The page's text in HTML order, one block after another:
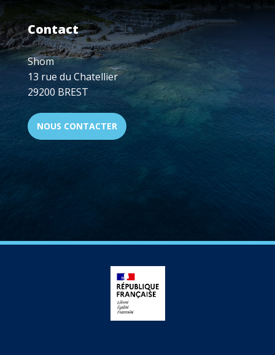
Contact
Shom
13 rue du Chatellier
29200 BREST
NOUS CONTACTER